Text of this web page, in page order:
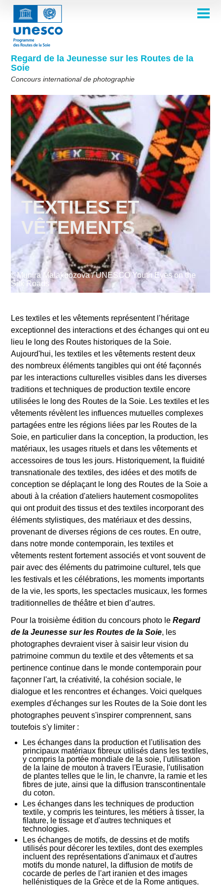
Aller
contenu
principal
Regard de la Jeunesse sur les Routes de la
Soie
Concours international de photographie
Main
navigation Concours 2026
Foire aux questions
Les Routes de la Soie en un coup d'œil
Éditions précédentes du concours
COMITÉ DE SÉLECTION
Comité de sélection 2024
Comité de sélection 2023
Comité de sélection 2022
Comité de sélection 2021
Comité de sélection 2019
Comité de sélection 2018
THÈMES
Thème 7e édition
Thème 6e édition
Thème 5e édition
Thèmes 4e édition
Thèmes 3e édition
Thèmes 2e édition
Thèmes 1ère édition
Albums photos
Galerie d'inspiration
Lauréats 2024
Lauréats 2023
Lauréats 2022
Lauréats 2021
Lauréats 2019-2020
Lauréats 2018
LAURÉATS 2025
English Français
العربية
русский
فارسی
Español
Korean
Supported by
User
account
menu
Se connecter
PARTICIPER
TEXTILES ET
VÊTEMENTS
©Munira Malakbozova / UNESCO Youth Eyes on the
Silk Roads
Les textiles et les vêtements représentent l’héritage
exceptionnel des interactions et des échanges qui ont eu
lieu le long des Routes historiques de la Soie.
Aujourd'hui, les textiles et les vêtements restent deux
des nombreux éléments tangibles qui ont été façonnés
par les interactions culturelles visibles dans les diverses
traditions et techniques de production textile encore
utilisées le long des Routes de la Soie. Les textiles et les
vêtements révèlent les influences mutuelles complexes
partagées entre les régions liées par les Routes de la
Soie, en particulier dans la conception, la production, les
matériaux, les usages rituels et dans les vêtements et
accessoires de tous les jours. Historiquement, la fluidité
transnationale des textiles, des idées et des motifs de
conception se déplaçant le long des Routes de la Soie a
abouti à la création d'ateliers hautement cosmopolites
qui ont produit des tissus et des textiles incorporant des
éléments stylistiques, des matériaux et des dessins,
provenant de diverses régions de ces routes. En outre,
dans notre monde contemporain, les textiles et
vêtements restent fortement associés et vont souvent de
pair avec des éléments du patrimoine culturel, tels que
les festivals et les célébrations, les moments importants
de la vie, les sports, les spectacles musicaux, les formes
traditionnelles de théâtre et bien d’autres.
Pour la troisième édition du concours photo leRegard
de la Jeunesse sur les Routes de la Soie, les
photographes devraient viser à saisir leur vision du
patrimoine commun du textile et des vêtements et sa
pertinence continue dans le monde contemporain pour
façonner l'art, la créativité, la cohésion sociale, le
dialogue et les rencontres et échanges. Voici quelques
exemples d'échanges sur les Routes de la Soie dont les
photographes peuvent s'inspirer comprennent, sans
toutefois s'y limiter :
Les échanges dans la production et l'utilisation des
principaux matériaux fibreux utilisés dans les textiles,
y compris la portée mondiale de la soie, l'utilisation
de la laine de mouton à travers l'Eurasie, l'utilisation
de plantes telles que le lin, le chanvre, la ramie et les
fibres de jute, ainsi que la diffusion transcontinentale
du coton.
Les échanges dans les techniques de production
textile, y compris les teintures, les métiers à tisser, la
filature, le tissage et d'autres techniques et
technologies.
Les échanges de motifs, de dessins et de motifs
utilisés pour décorer les textiles, dont des exemples
incluent des représentations d'animaux et d'autres
motifs du monde naturel, la diffusion de motifs de
cocarde de perles de l'art iranien et des images
hellénistiques de la Grèce et de la Rome antiques.